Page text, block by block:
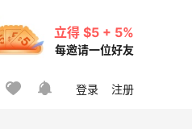
立得 $5 + 5%
每邀请一位好友
登录 注册